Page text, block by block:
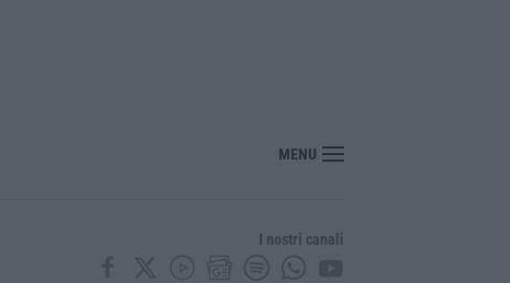
MENU
I nostri canali